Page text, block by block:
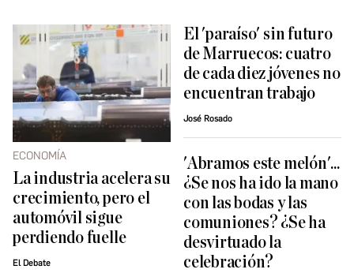
ECONOMÍA
La industria acelera su
crecimiento, pero el
automóvil sigue
perdiendo fuelle
El Debate
El 'paraíso' sin futuro
de Marruecos: cuatro
de cada diez jóvenes no
encuentran trabajo
José Rosado
'Abramos este melón'...
¿Se nos ha ido la mano
con las bodas y las
comuniones? ¿Se ha
desvirtuado la
celebración?